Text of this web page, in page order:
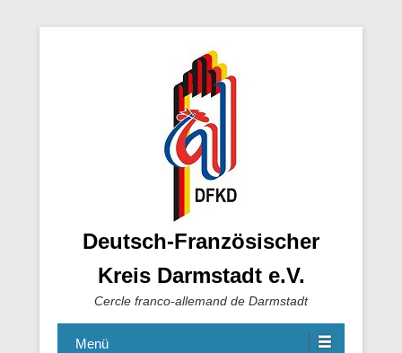
Deutsch-Französischer
Kreis Darmstadt e.V.
Cercle franco-allemand de Darmstadt
Menü